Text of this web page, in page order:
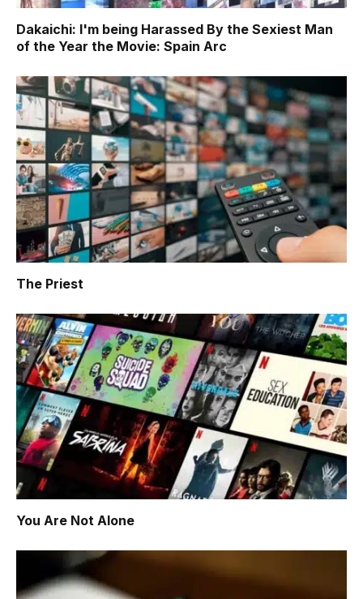
Dakaichi: I'm being Harassed By the Sexiest Man
of the Year the Movie: Spain Arc
The Priest
You Are Not Alone